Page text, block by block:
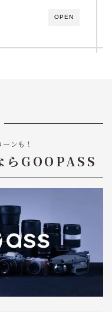
OPEN
ンも！
らGOOPASS